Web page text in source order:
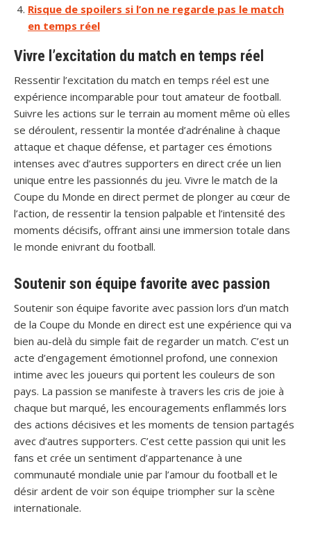
Risque de spoilers si l’on ne regarde pas le match
en temps réel
Vivre l’excitation du match en temps réel
Ressentir l’excitation du match en temps réel est une
expérience incomparable pour tout amateur de football.
Suivre les actions sur le terrain au moment même où elles
se déroulent, ressentir la montée d’adrénaline à chaque
attaque et chaque défense, et partager ces émotions
intenses avec d’autres supporters en direct crée un lien
unique entre les passionnés du jeu. Vivre le match de la
Coupe du Monde en direct permet de plonger au cœur de
l’action, de ressentir la tension palpable et l’intensité des
moments décisifs, offrant ainsi une immersion totale dans
le monde enivrant du football.
Soutenir son équipe favorite avec passion
Soutenir son équipe favorite avec passion lors d’un match
de la Coupe du Monde en direct est une expérience qui va
bien au-delà du simple fait de regarder un match. C’est un
acte d’engagement émotionnel profond, une connexion
intime avec les joueurs qui portent les couleurs de son
pays. La passion se manifeste à travers les cris de joie à
chaque but marqué, les encouragements enflammés lors
des actions décisives et les moments de tension partagés
avec d’autres supporters. C’est cette passion qui unit les
fans et crée un sentiment d’appartenance à une
communauté mondiale unie par l’amour du football et le
désir ardent de voir son équipe triompher sur la scène
internationale.